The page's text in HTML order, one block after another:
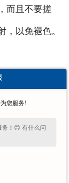
而且不要搓
以免褪色。
的毛巾在温
放在呢绒衣
上的灰尘跑
可除尘。
您服务!
！😊 有什么问